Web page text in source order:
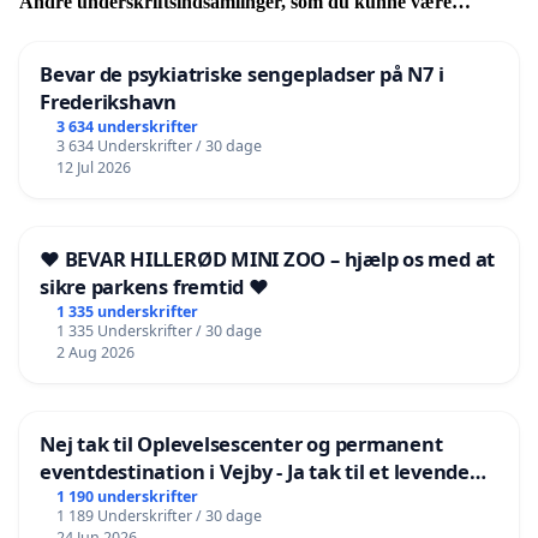
Bevar de psykiatriske sengepladser på N7 i
Frederikshavn
3 634 underskrifter
3 634 Underskrifter / 30 dage
12 Jul 2026
❤️ BEVAR HILLERØD MINI ZOO – hjælp os med at
sikre parkens fremtid ❤️
1 335 underskrifter
1 335 Underskrifter / 30 dage
2 Aug 2026
Nej tak til Oplevelsescenter og permanent
eventdestination i Vejby - Ja tak til et levende
lokalområde i balance
1 190 underskrifter
1 189 Underskrifter / 30 dage